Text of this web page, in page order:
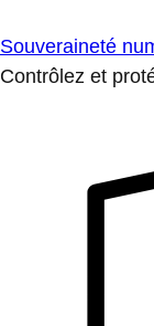
Souveraineté
Contrôlez et